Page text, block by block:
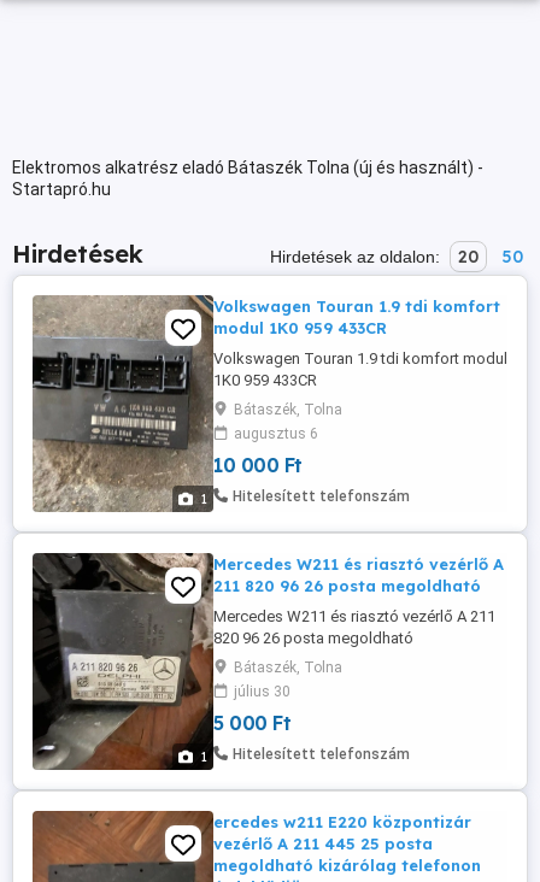
Elektromos alkatrész eladó Bátaszék Tolna (új és használt) -
Startapró.hu
Hirdetések Hirdetések az oldalon: 20 50
1
Volkswagen Touran 1.9 tdi komfort
modul 1K0 959 433CR
Volkswagen Touran 1.9 tdi komfort modul
1K0 959 433CR
Bátaszék, Tolna
augusztus 6
10 000 Ft
Hitelesített telefonszám
1
Mercedes W211 és riasztó vezérlő A
211 820 96 26 posta megoldható
Mercedes W211 és riasztó vezérlő A 211
820 96 26 posta megoldható
Bátaszék, Tolna
július 30
5 000 Ft
Hitelesített telefonszám
ercedes w211 E220 központizár
vezérlő A 211 445 25 posta
megoldható kizárólag telefonon